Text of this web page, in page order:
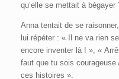
qu’elle se mettait à bégayer
Anna tentait de se
lui répéter : « Il ne va rien
encore inventer là ! », «
faut que tu sois
ces histoires ».